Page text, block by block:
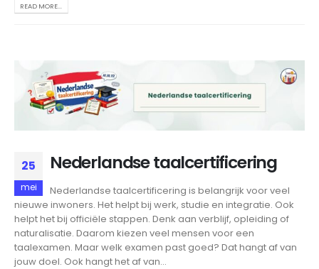
READ MORE...
25
mei
Nederlandse taalcertificering
Nederlandse taalcertificering is belangrijk voor veel
nieuwe inwoners. Het helpt bij werk, studie en integratie. Ook
helpt het bij officiële stappen. Denk aan verblijf, opleiding of
naturalisatie. Daarom kiezen veel mensen voor een
taalexamen. Maar welk examen past goed? Dat hangt af van
jouw doel. Ook hangt het af van...